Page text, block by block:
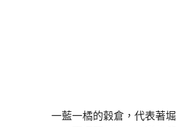
一藍一橘的穀倉，代表著